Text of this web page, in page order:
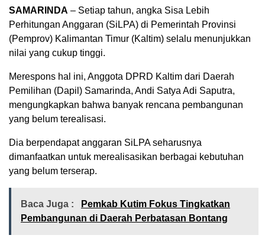
SAMARINDA – Setiap tahun, angka Sisa Lebih
Perhitungan Anggaran (SiLPA) di Pemerintah Provinsi
(Pemprov) Kalimantan Timur (Kaltim) selalu menunjukkan
nilai yang cukup tinggi.
Merespons hal ini, Anggota DPRD Kaltim dari Daerah
Pemilihan (Dapil) Samarinda, Andi Satya Adi Saputra,
mengungkapkan bahwa banyak rencana pembangunan
yang belum terealisasi.
Dia berpendapat anggaran SiLPA seharusnya
dimanfaatkan untuk merealisasikan berbagai kebutuhan
yang belum terserap.
Baca Juga :
Pemkab Kutim Fokus Tingkatkan
Pembangunan di Daerah Perbatasan Bontang